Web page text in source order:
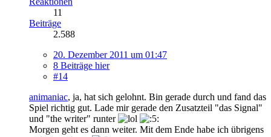
11
Beiträge
2.588
20. Dezember 2011 um 01:47
8 Beiträge hier
#14
animaniac, ja, hat sich gelohnt. Bin gerade durch und fand das
Spiel richtig gut. Lade mir gerade den Zusatzteil "das Signal"
und "the writer" runter
Morgen geht es dann weiter. Mit dem Ende habe ich übrigens